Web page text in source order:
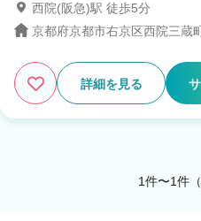
西院(阪急)駅 徒歩5分
京都府京都市右京区西院三蔵
詳細を見る
1件〜1件